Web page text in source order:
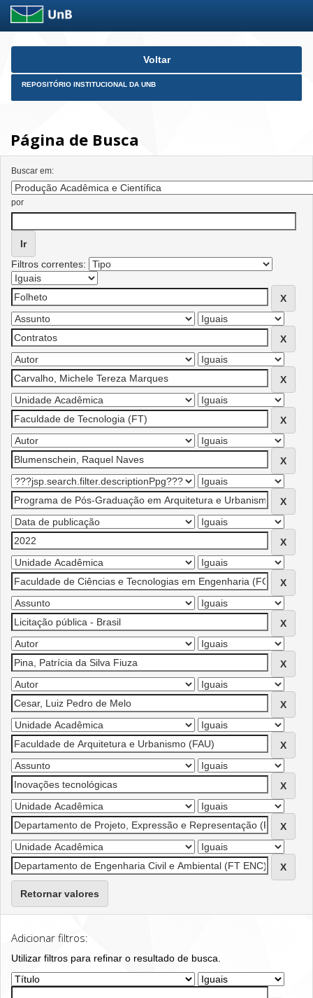
Skip
Voltar
REPOSITÓRIO INSTITUCIONAL DA UNB
Página de Busca
Buscar em:
por
Filtros correntes:
Retornar valores
Adicionar filtros:
Utilizar filtros para refinar o resultado de busca.